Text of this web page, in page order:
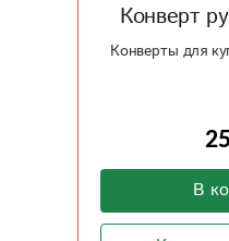
Конверт
Конверты для
В